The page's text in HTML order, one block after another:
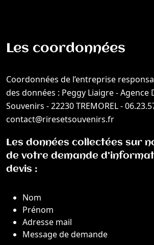
Les coordonnées
Coordonnées de l’entreprise
des données : Peggy Liaigre - Agence
Souvenirs - 22230 TREMOREL -
contact@riresetsouvenirs.fr
Les données collectées sur
de votre demande
devis :
Nom
Prénom
Adresse mail
Message de demande